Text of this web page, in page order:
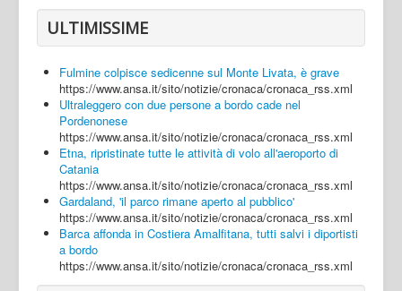
Caserta
Napoli
Salerno
Login
ULTIMISSIME
Fulmine colpisce sedicenne sul Monte Livata, è grave
https://www.ansa.it/sito/notizie/cronaca/cronaca_rss.xml
Ultraleggero con due persone a bordo cade nel
Pordenonese
https://www.ansa.it/sito/notizie/cronaca/cronaca_rss.xml
Etna, ripristinate tutte le attività di volo all'aeroporto di
Catania
https://www.ansa.it/sito/notizie/cronaca/cronaca_rss.xml
Gardaland, 'il parco rimane aperto al pubblico'
https://www.ansa.it/sito/notizie/cronaca/cronaca_rss.xml
Barca affonda in Costiera Amalfitana, tutti salvi i diportisti
a bordo
https://www.ansa.it/sito/notizie/cronaca/cronaca_rss.xml